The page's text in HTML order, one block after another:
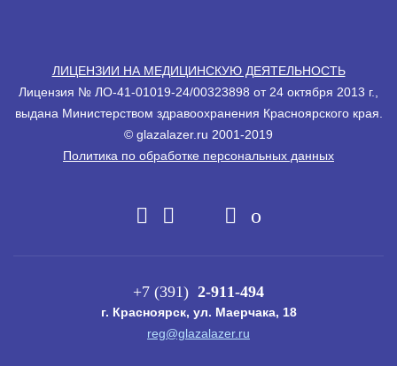
ЛИЦЕНЗИИ НА МЕДИЦИНСКУЮ ДЕЯТЕЛЬНОСТЬ
Лицензия № ЛО-41-01019-24/00323898 от 24 октября 2013 г.,
выдана Министерством здравоохранения Красноярского края.
© glazalazеr.ru 2001-2019
Политика по обработке персональных данных
+7 (391) 2-911-494
г. Красноярск, ул. Маерчака, 18
reg@glazalazer.ru